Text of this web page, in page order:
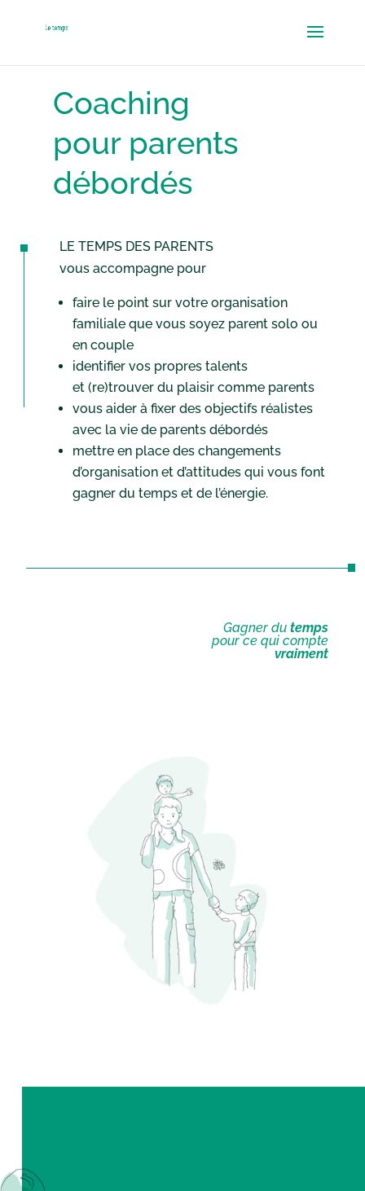
Coaching
pour parents
débordés
LE TEMPS DES PARENTS
vous accompagne pour
faire le point sur votre organisation
familiale que vous soyez parent solo ou
en couple
identifier vos propres talents
et (re)trouver du plaisir comme parents
vous aider à fixer des objectifs réalistes
avec la vie de parents débordés
mettre en place des changements
d’organisation et d’attitudes qui vous font
gagner du temps et de l’énergie.
Gagner du temps
pour ce qui compte
vraiment